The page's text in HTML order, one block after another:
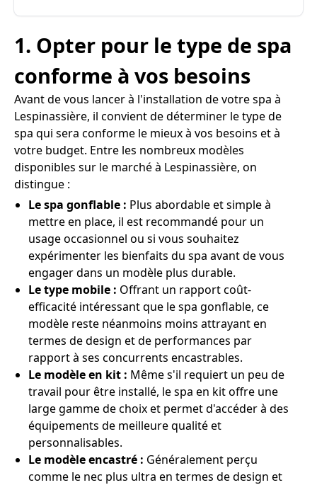
1. Opter pour le type de spa
conforme à vos besoins
Avant de vous lancer à l'installation de votre spa à
Lespinassière, il convient de déterminer le type de
spa qui sera conforme le mieux à vos besoins et à
votre budget. Entre les nombreux modèles
disponibles sur le marché à Lespinassière, on
distingue :
Le spa gonflable : Plus abordable et simple à
mettre en place, il est recommandé pour un
usage occasionnel ou si vous souhaitez
expérimenter les bienfaits du spa avant de vous
engager dans un modèle plus durable.
Le type mobile : Offrant un rapport coût-
efficacité intéressant que le spa gonflable, ce
modèle reste néanmoins moins attrayant en
termes de design et de performances par
rapport à ses concurrents encastrables.
Le modèle en kit : Même s'il requiert un peu de
travail pour être installé, le spa en kit offre une
large gamme de choix et permet d'accéder à des
équipements de meilleure qualité et
personnalisables.
Le modèle encastré : Généralement perçu
comme le nec plus ultra en termes de design et